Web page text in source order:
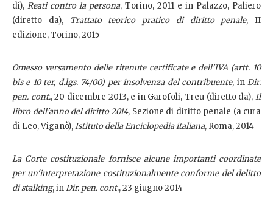
di), Reati contro la persona, Torino, 2011 e in Palazzo, Paliero
(diretto da),
Trattato teorico pratico di diritto penale, II
edizione, Torino, 2015
Omesso versamento delle ritenute certificate e dell'IVA (artt. 10
bis e 10 ter, d.lgs. 74/00) per insolvenza del contribuente, inDir.
pen. cont., 20 dicembre 2013, e in Garofoli, Treu (diretto da), Il
libro dell'anno del diritto 2014, Sezione di diritto penale (a cura
di Leo, Viganò),Istituto della Enciclopedia italiana, Roma, 2014
La Corte costituzionale fornisce alcune importanti coordinate
per un'interpretazione costituzionalmente conforme del delitto
di stalking, inDir. pen. cont., 23 giugno 2014